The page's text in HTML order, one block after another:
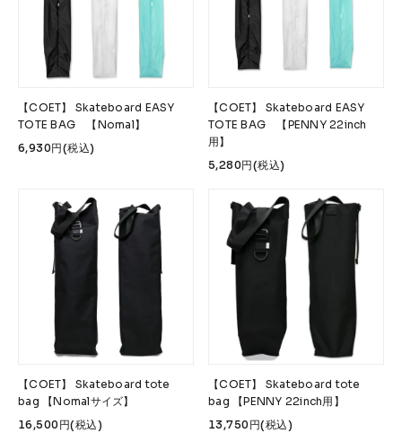
Accessories &
SKATE →
Complete Decks
Trucks Wheels
Griptape Safety Gear
Skate Bags & Cases Tools & Maintenance
MEDIA & PROJECTS
Media Projects & Events
ブランドから探す
FESN LIBE BRAND UNIVS. FESN laboratory
【COET】 Skateboard EASY
TOTE BAG 【Nomal】
6,930円(税込)
【COET】 Skateboard EASY
TOTE BAG 【PENNY 22inch
用】
5,280円(税込)
【COET】 Skateboard tote
bag 【Nomalサイズ】
16,500円(税込)
【COET】 Skateboard tote
bag 【PENNY 22inch用】
13,750円(税込)